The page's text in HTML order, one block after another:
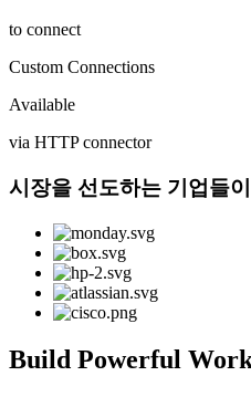
to connect
Custom Connections
Available
via HTTP connector
시장을 선도하는 기업들
Build Powerful